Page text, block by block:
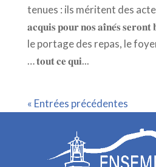
tenues : ils méritent des
𝐚𝐜𝐪𝐮𝐢𝐬 𝐩𝐨𝐮𝐫 𝐧𝐨𝐬 𝐚𝐢̂𝐧𝐞́𝐬 𝐬𝐞𝐫𝐨𝐧𝐭
le portage des repas, le
… 𝐭𝐨𝐮𝐭 𝐜𝐞 𝐪𝐮𝐢...
« Entrées précédentes